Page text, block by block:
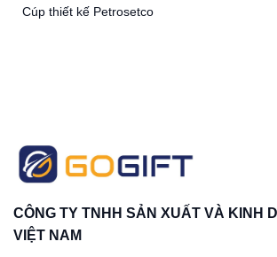
Cúp thiết kế Petrosetco
CÔNG TY TNHH SẢN XUẤT VÀ KINH
VIỆT NAM